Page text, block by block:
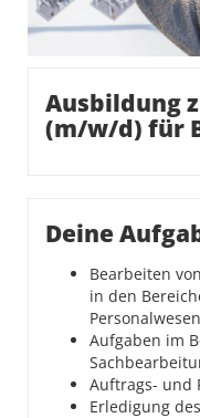
Ausbildung
(m/w/d) für
Deine
Bearbeiten
in den
Aufgaben im
Auftrags- und
Erledigung